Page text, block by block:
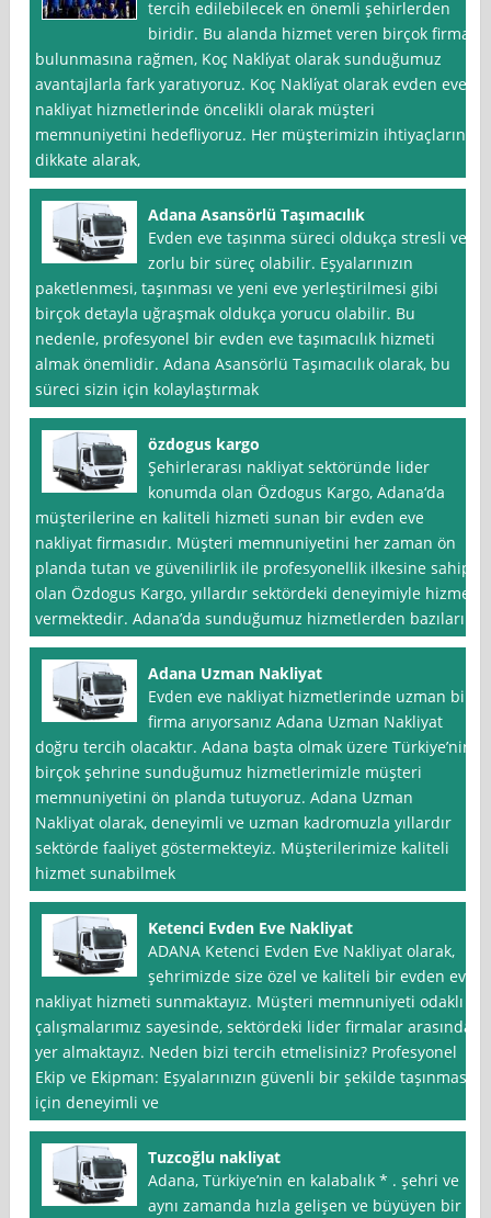
tercih edilebilecek en önemli şehirlerden
biridir. Bu alanda hizmet veren birçok firma
bulunmasına rağmen, Koç Nakli̇yat olarak sunduğumuz
avantajlarla fark yaratıyoruz. Koç Nakli̇yat olarak evden eve
nakliyat hizmetlerinde öncelikli olarak müşteri
memnuniyetini hedefliyoruz. Her müşterimizin ihtiyaçlarını
dikkate alarak,
Adana Asansörlü Taşımacılık
Evden eve taşınma süreci oldukça stresli ve
zorlu bir süreç olabilir. Eşyalarınızın
paketlenmesi, taşınması ve yeni eve yerleştirilmesi gibi
birçok detayla uğraşmak oldukça yorucu olabilir. Bu
nedenle, profesyonel bir evden eve taşımacılık hizmeti
almak önemlidir. Adana Asansörlü Taşımacılık olarak, bu
süreci sizin için kolaylaştırmak
özdogus kargo
Şehirlerarası nakliyat sektöründe lider
konumda olan Özdogus Kargo, Adana‘da
müşterilerine en kaliteli hizmeti sunan bir evden eve
nakliyat firmasıdır. Müşteri memnuniyetini her zaman ön
planda tutan ve güvenilirlik ile profesyonellik ilkesine sahip
olan Özdogus Kargo, yıllardır sektördeki deneyimiyle hizmet
vermektedir. Adana’da sunduğumuz hizmetlerden bazıları
Adana Uzman Nakliyat
Evden eve nakliyat hizmetlerinde uzman bir
firma arıyorsanız Adana Uzman Nakliyat
doğru tercih olacaktır. Adana başta olmak üzere Türkiye’nin
birçok şehrine sunduğumuz hizmetlerimizle müşteri
memnuniyetini ön planda tutuyoruz. Adana Uzman
Nakliyat olarak, deneyimli ve uzman kadromuzla yıllardır
sektörde faaliyet göstermekteyiz. Müşterilerimize kaliteli
hizmet sunabilmek
Ketenci Evden Eve Nakliyat
ADANA Ketenci Evden Eve Nakliyat olarak,
şehrimizde size özel ve kaliteli bir evden eve
nakliyat hizmeti sunmaktayız. Müşteri memnuniyeti odaklı
çalışmalarımız sayesinde, sektördeki lider firmalar arasında
yer almaktayız. Neden bizi tercih etmelisiniz? Profesyonel
Ekip ve Ekipman: Eşyalarınızın güvenli bir şekilde taşınması
için deneyimli ve
Tuzcoğlu nakliyat
Adana, Türkiye’nin en kalabalık * . şehri ve
aynı zamanda hızla gelişen ve büyüyen bir